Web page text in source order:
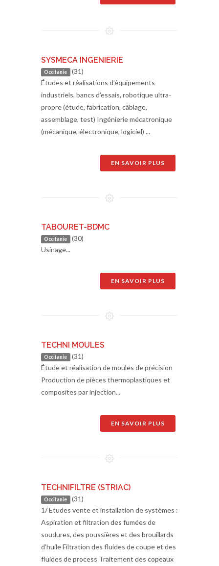
SYSMECA INGENIERIE
Occitanie (31)
Études et réalisations d’équipements
industriels, bancs d’essais, robotique ultra-
propre (étude, fabrication, câblage,
assemblage, test) Ingénierie mécatronique
(mécanique, électronique, logiciel) ...
EN SAVOIR PLUS
TABOURET-BDMC
Occitanie (30)
Usinage...
EN SAVOIR PLUS
TECHNI MOULES
Occitanie (31)
Étude et réalisation de moules de précision
Production de pièces thermoplastiques et
composites par injection...
EN SAVOIR PLUS
TECHNIFILTRE (STRIAC)
Occitanie (31)
1/ Etudes vente et installation de systèmes :
Aspiration et filtration des fumées de
soudures, des poussières et des brouillards
d'huile Filtration des fluides de coupe et des
fluides de process Traitement des copeaux